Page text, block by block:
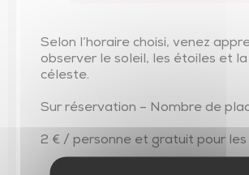
Selon l’horaire choisi, venez
observer le soleil, les étoiles et
céleste.
Sur réservation – Nombre de
2 € / personne et gratuit pour les